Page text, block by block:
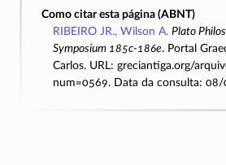
Como citar esta página (ABNT)
RIBEIRO JR., Wilson A. Plato
Symposium 185c-186e. Portal
Carlos. URL: greciantiga.org/
num=0569. Data da consulta: